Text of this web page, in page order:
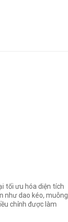
tối ưu hóa diện tích
như dao kéo, muỗng
chỉnh được làm